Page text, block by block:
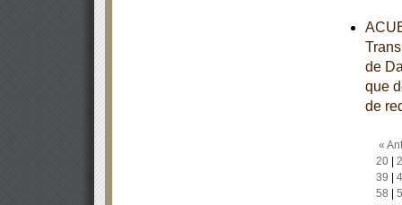
de
que
de
«
20|
39
58